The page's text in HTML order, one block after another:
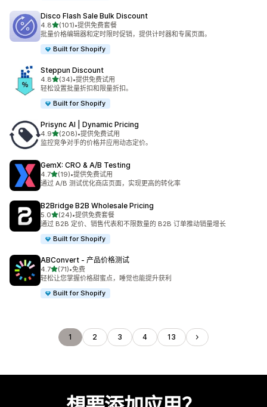
Disco Flash Sale Bulk Discount
4.8星（满分 5 星）
(101)
总共 101 条评论
•提供免费套餐
批量价格编辑器和定时限时促销，提供计时器和专属页面。
Built for Shopify
Steppun Discount
4.8星（满分 5 星）
(34)
总共 34 条评论
•提供免费试用
轻松设置批量折扣和限量折扣。
Built for Shopify
Prisync AI | Dynamic Pricing
4.9星（满分 5 星）
(208)
总共 208 条评论
•提供免费试用
监控竞争对手的价格并应用动态定价。
GemX: CRO & A/B Testing
4.7星（满分 5 星）
(19)
总共 19 条评论
•提供免费试用
通过 A/B 测试优化商店页面，实现更高的转化率
B2Bridge B2B Wholesale Pricing
5.0星（满分 5 星）
(24)
总共 24 条评论
•提供免费套餐
通过 B2B 定价、销售代表和不限数量的 B2B 订单推动销量增长
Built for Shopify
ABConvert ‑ 产品价格测试
4.7星（满分 5 星）
(71)
总共 71 条评论
•免费
轻松让您掌握价格甜蜜点，睡觉也能提升获利
Built for Shopify
1 2 3 4 13